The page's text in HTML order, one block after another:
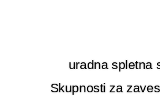
uradna spletna
Skupnosti za